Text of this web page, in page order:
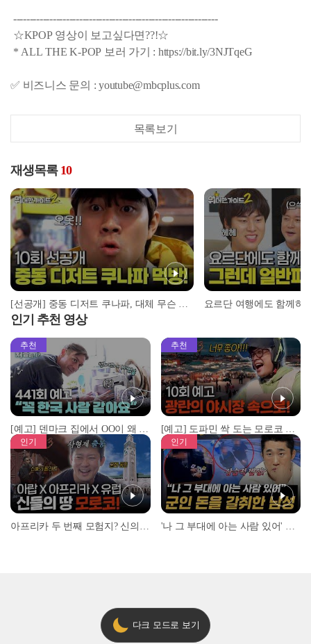
--------------------------------------------------------------
☆KPOP 영상이 보고싶다면??!☆
* ALL THE K-POP 보러 가기 : https://bit.ly/3NJTqeG
✅ 비즈니스 문의 : youtube@mbcplus.com
목록보기
재생목록 10
[선공개] 중동 디저트 쿠나파, 대체 무슨 맛이길래...?
인기 추천 영상
추천
[예고] 덴마크 집에서 OO이 왜 나와...? 이상할 정도로 한국을 사랑하는 우리 형을 제보합니다!
추천
[예고] 도파민 싹 도는 모로코 야시장 투어!
인기 인기
다크 모드로 보기